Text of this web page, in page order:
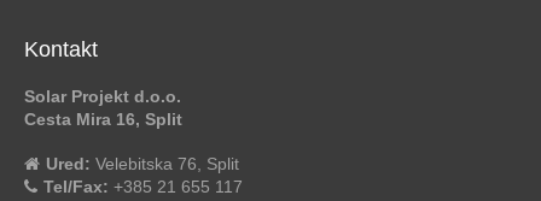
Kontakt
Solar Projekt d.o.o.
Cesta Mira 16, Split
Ured: Velebitska 76, Split
Tel/Fax: +385 21 655 117